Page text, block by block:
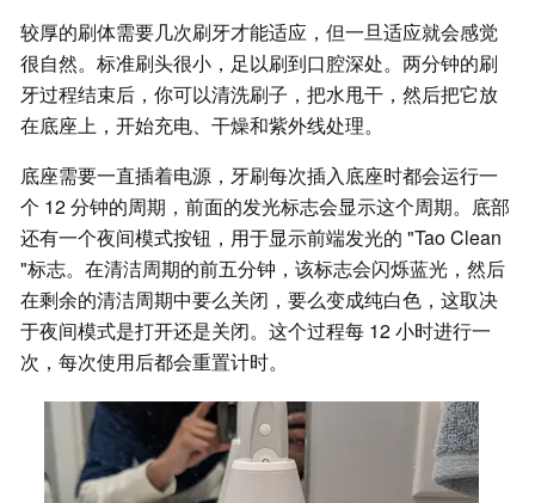
较厚的刷体需要几次刷牙才能适应，但一旦适应就会感觉
很自然。标准刷头很小，足以刷到口腔深处。两分钟的刷
牙过程结束后，你可以清洗刷子，把水甩干，然后把它放
在底座上，开始充电、干燥和紫外线处理。
底座需要一直插着电源，牙刷每次插入底座时都会运行一
个 12 分钟的周期，前面的发光标志会显示这个周期。底部
还有一个夜间模式按钮，用于显示前端发光的 "Tao Clean
"标志。在清洁周期的前五分钟，该标志会闪烁蓝光，然后
在剩余的清洁周期中要么关闭，要么变成纯白色，这取决
于夜间模式是打开还是关闭。这个过程每 12 小时进行一
次，每次使用后都会重置计时。